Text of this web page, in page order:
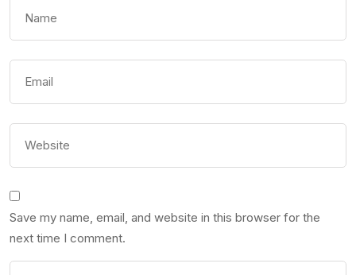
Save my name, email, and website in this browser for the
next time I comment.